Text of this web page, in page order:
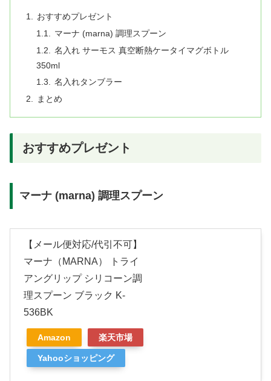
おすすめプレゼント
マーナ (marna) 調理スプーン
名入れ サーモス 真空断熱ケータイマグボトル
350ml
名入れタンブラー
まとめ
おすすめプレゼント
マーナ (marna) 調理スプーン
【メール便対応/代引不可】
マーナ（MARNA） トライ
アングリップ シリコーン調
理スプーン ブラック K-
536BK
Amazon 楽天市場
Yahooショッピング